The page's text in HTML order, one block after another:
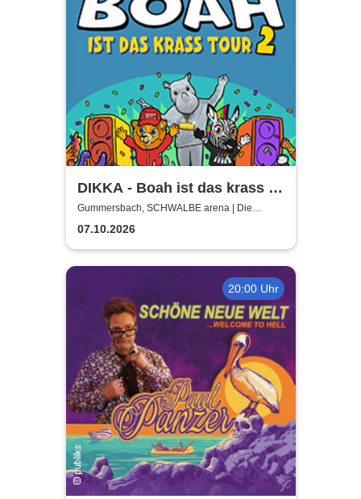
DIKKA - Boah ist das krass -
Tour 2026
Gummersbach, SCHWALBE arena | Die
Schwalbe Arena Gummersbach
07.10.2026
20:00 Uhr